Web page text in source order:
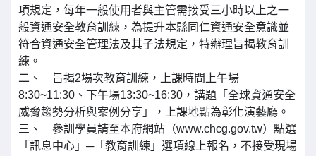
項規定，每年一般使用者與主管需接受三小時以上之一
般資通安全教育訓練，為提升本縣同仁資通安全意識並
符合資通安全管理法及其子法規定，特辦理旨揭教育訓
練。
二、 旨揭2場次教育訓練，上課時間上午場
8:30~11:30、下午場13:30~16:30，講題「全球資通安全
威脅趨勢分析與案例分享」，上課地點為彰化演藝廳。
三、 參訓學員請至本府網站（www.chcg.gov.tw）點選
「訊息中心」─「教育訓練」選項線上報名，不接受現場